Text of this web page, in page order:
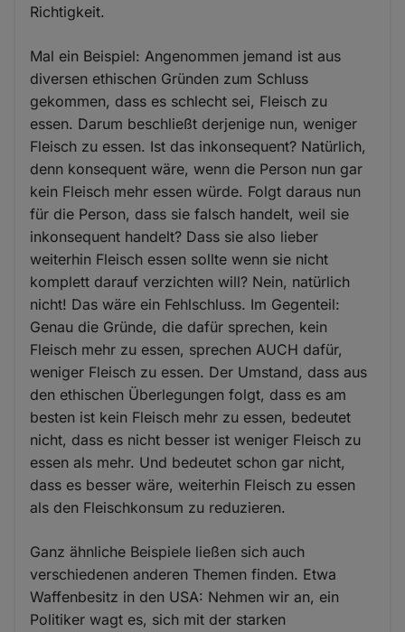
Richtigkeit.
Mal ein Beispiel: Angenommen jemand ist aus
diversen ethischen Gründen zum Schluss
gekommen, dass es schlecht sei, Fleisch zu
essen. Darum beschließt derjenige nun, weniger
Fleisch zu essen. Ist das inkonsequent? Natürlich,
denn konsequent wäre, wenn die Person nun gar
kein Fleisch mehr essen würde. Folgt daraus nun
für die Person, dass sie falsch handelt, weil sie
inkonsequent handelt? Dass sie also lieber
weiterhin Fleisch essen sollte wenn sie nicht
komplett darauf verzichten will? Nein, natürlich
nicht! Das wäre ein Fehlschluss. Im Gegenteil:
Genau die Gründe, die dafür sprechen, kein
Fleisch mehr zu essen, sprechen AUCH dafür,
weniger Fleisch zu essen. Der Umstand, dass aus
den ethischen Überlegungen folgt, dass es am
besten ist kein Fleisch mehr zu essen, bedeutet
nicht, dass es nicht besser ist weniger Fleisch zu
essen als mehr. Und bedeutet schon gar nicht,
dass es besser wäre, weiterhin Fleisch zu essen
als den Fleischkonsum zu reduzieren.
Ganz ähnliche Beispiele ließen sich auch
verschiedenen anderen Themen finden. Etwa
Waffenbesitz in den USA: Nehmen wir an, ein
Politiker wagt es, sich mit der starken